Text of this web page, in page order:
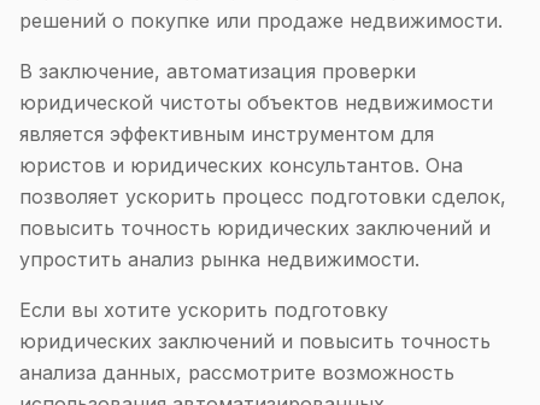
решений о покупке или продаже недвижимости.
В заключение, автоматизация проверки
юридической чистоты объектов недвижимости
является эффективным инструментом для
юристов и юридических консультантов. Она
позволяет ускорить процесс подготовки сделок,
повысить точность юридических заключений и
упростить анализ рынка недвижимости.
Если вы хотите ускорить подготовку
юридических заключений и повысить точность
анализа данных, рассмотрите возможность